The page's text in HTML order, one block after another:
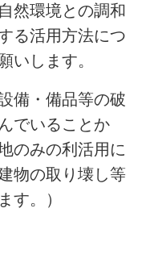
然環境との調和
る活用方法につ
いします。
備・備品等の破
でいることか
のみの利活用に
物の取り壊し等
す。）